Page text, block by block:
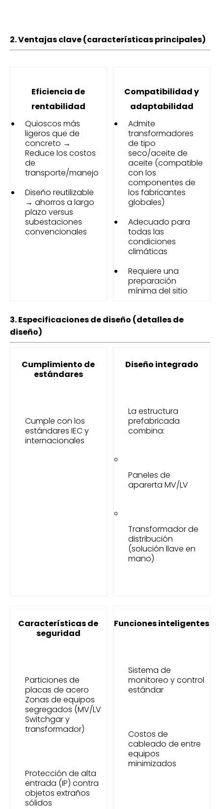
2. Ventajas clave (características principales)
Eficiencia de
rentabilidad
Quioscos más
ligeros que de
concreto →
Reduce los costos
de
transporte/manejo
Diseño reutilizable
→ ahorros a largo
plazo versus
subestaciones
convencionales
Compatibilidad y
adaptabilidad
Admite
transformadores
de tipo
seco/aceite de
aceite (compatible
con los
componentes de
los fabricantes
globales)
Adecuado para
todas las
condiciones
climáticas
Requiere una
preparación
mínima del sitio
3. Especificaciones de diseño (detalles de
diseño)
Cumplimiento de
estándares
Cumple con los
estándares IEC y
internacionales
Diseño integrado
La estructura
prefabricada
combina:
Paneles de
aparerta MV/LV
Transformador de
distribución
(solución llave en
mano)
Características de
seguridad
Particiones de
placas de acero
Zonas de equipos
segregados (MV/LV
Switchgar y
transformador)
Protección de alta
entrada (IP) contra
objetos extraños
sólidos
Funciones inteligentes
Sistema de
monitoreo y control
estándar
Costos de
cableado de entre
equipos
minimizados